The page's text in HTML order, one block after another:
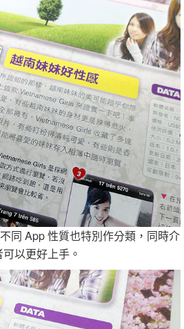
同 App 性質也特別作分類，同時介
以更好上手。